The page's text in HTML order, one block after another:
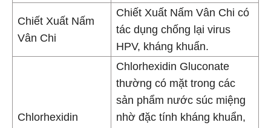
Chiết Xuất Nấm
Vân Chi
Chiết Xuất Nấm Vân Chi có
tác dụng chống lại virus
HPV, kháng khuẩn.
Chlorhexidin
Chlorhexidin Gluconate
thường có mặt trong các
sản phẩm nước súc miệng
nhờ đặc tính kháng khuẩn,